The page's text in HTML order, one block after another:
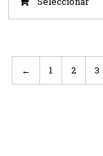
← 1 2 3